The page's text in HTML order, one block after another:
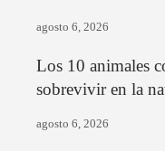
agosto 6, 2026
Los 10 animales
sobrevivir en la
agosto 6, 2026